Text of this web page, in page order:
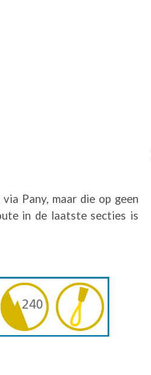
Pany, maar die op geen
in de laatste secties is